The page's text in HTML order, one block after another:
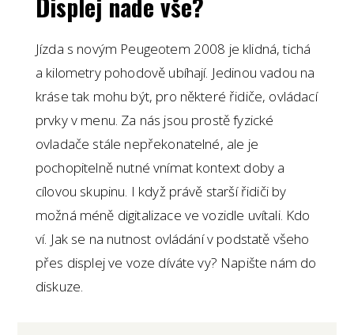
Jízda s novým Peugeotem 2008 je klidná, tichá
a kilometry pohodově ubíhají. Jedinou vadou na
kráse tak mohu být, pro některé řidiče, ovládací
prvky v menu. Za nás jsou prostě fyzické
ovladače stále nepřekonatelné, ale je
pochopitelně nutné vnímat kontext doby a
cílovou skupinu. I když právě starší řidiči by
možná méně digitalizace ve vozidle uvítali. Kdo
ví. Jak se na nutnost ovládání v podstatě všeho
přes displej ve voze díváte vy? Napište nám do
diskuze.